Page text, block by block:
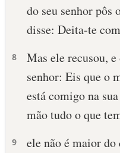
do seu senhor pôs
disse: Deita-te
8
Mas ele recusou,
senhor: Eis que o
está comigo na
mão tudo o que
9
ele não é maior do